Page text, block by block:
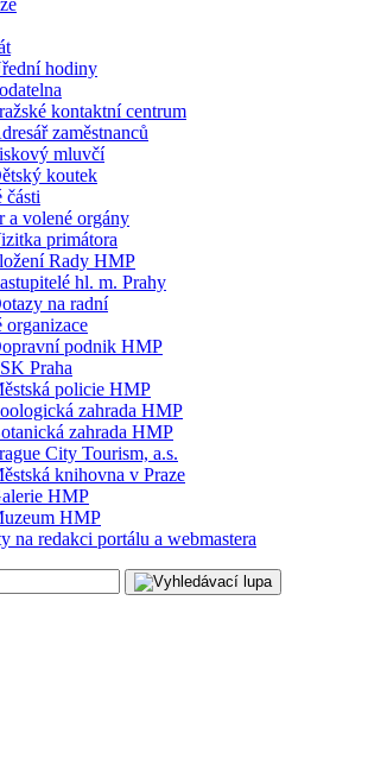
hodiny
kontaktní centrum
zaměstnanců
mluvčí
koutek
části
a volené orgány
primátora
Rady HMP
hl. m. Prahy
na radní
organizace
podnik HMP
Praha
policie HMP
zahrada HMP
zahrada HMP
City Tourism, a.s.
knihovna v Praze
HMP
HMP
na redakci portálu a webmastera